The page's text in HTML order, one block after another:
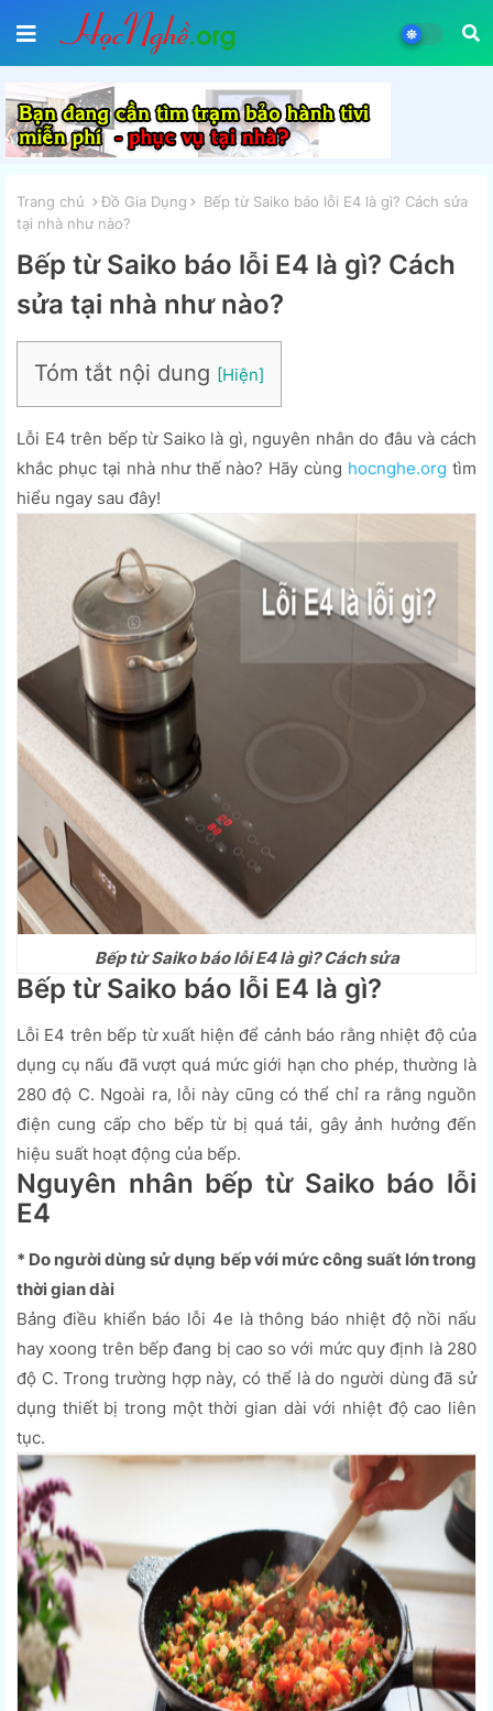
Trang chủ Đồ Gia Dụng
Bếp từ Saiko báo lỗi E4 là gì? Cách sửa
tại nhà như nào?
Bếp từ Saiko báo lỗi E4 là gì? Cách
sửa tại nhà như nào?
Tóm tắt nội dung
Lỗi E4 trên bếp từ Saiko là gì, nguyên nhân do đâu và cách
khắc phục tại nhà như thế nào? Hãy cùng hocnghe.org tìm
hiểu ngay sau đây!
Bếp từ Saiko báo lỗi E4 là gì? Cách sửa
Bếp từ Saiko báo lỗi E4 là gì?
Lỗi E4 trên bếp từ xuất hiện để cảnh báo rằng nhiệt độ của
dụng cụ nấu đã vượt quá mức giới hạn cho phép, thường là
280 độ C. Ngoài ra, lỗi này cũng có thể chỉ ra rằng nguồn
điện cung cấp cho bếp từ bị quá tải, gây ảnh hưởng đến
hiệu suất hoạt động của bếp.
Nguyên nhân bếp từ Saiko báo lỗi
E4
* Do người dùng sử dụng bếp với mức công suất lớn trong
thời gian dài
Bảng điều khiển báo lỗi 4e là thông báo nhiệt độ nồi nấu
hay xoong trên bếp đang bị cao so với mức quy định là 280
độ C. Trong trường hợp này, có thể là do người dùng đã sử
dụng thiết bị trong một thời gian dài với nhiệt độ cao liên
tục.